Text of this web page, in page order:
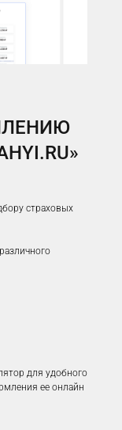
страховых
для удобного
ее онлайн